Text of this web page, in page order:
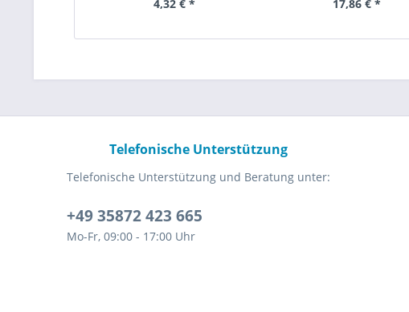
4,32 € * 17,86 € *
Telefonische Unterstützung
Telefonische Unterstützung und Beratung unter:
+49 35872 423 665
Mo-Fr, 09:00 - 17:00 Uhr